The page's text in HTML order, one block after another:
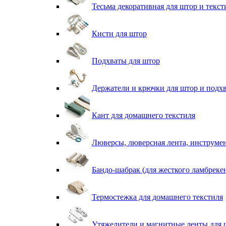
Тесьма декоративная для штор и
Кисти для штор
Подхваты для штор
Держатели и крючки для штор и
Кант для домашнего текстиля
Люверсы, люверсная лента,
Бандо-шабрак (для жесткого
Термостежка для домашнего текстиля
Утяжелители и магнитные ленты для